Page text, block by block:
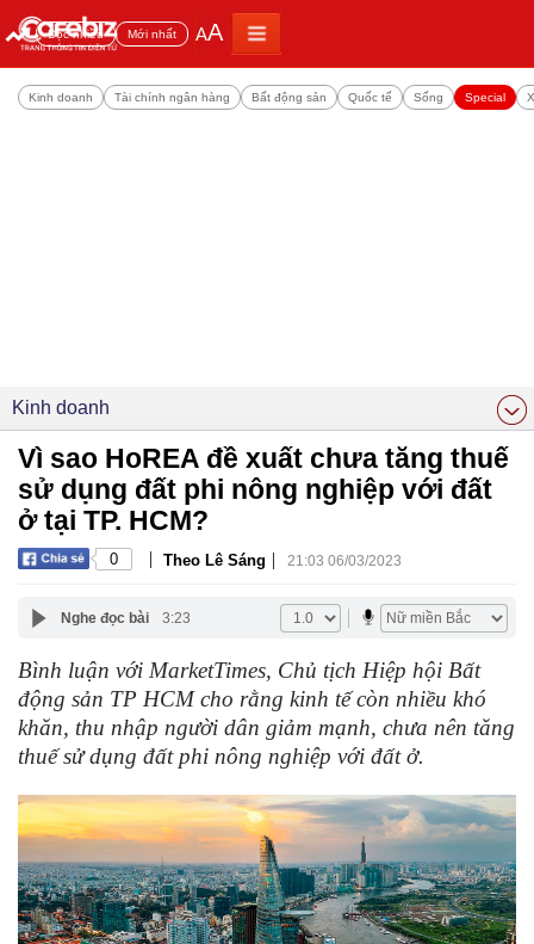
Đọc nhiều Mới nhất AA
Kinh doanh Tài chính ngân hàng Bất động sản Quốc tế Sống Special
Kinh doanh
Vì sao HoREA đề xuất chưa tăng thuế
sử dụng đất phi nông nghiệp với đất
ở tại TP. HCM?
0 | Theo Lê Sáng | 21:03 06/03/2023
Nghe đọc bài 3:23
Bình luận với MarketTimes, Chủ tịch Hiệp hội Bất
động sản TP HCM cho rằng kinh tế còn nhiều khó
khăn, thu nhập người dân giảm mạnh, chưa nên tăng
thuế sử dụng đất phi nông nghiệp với đất ở.